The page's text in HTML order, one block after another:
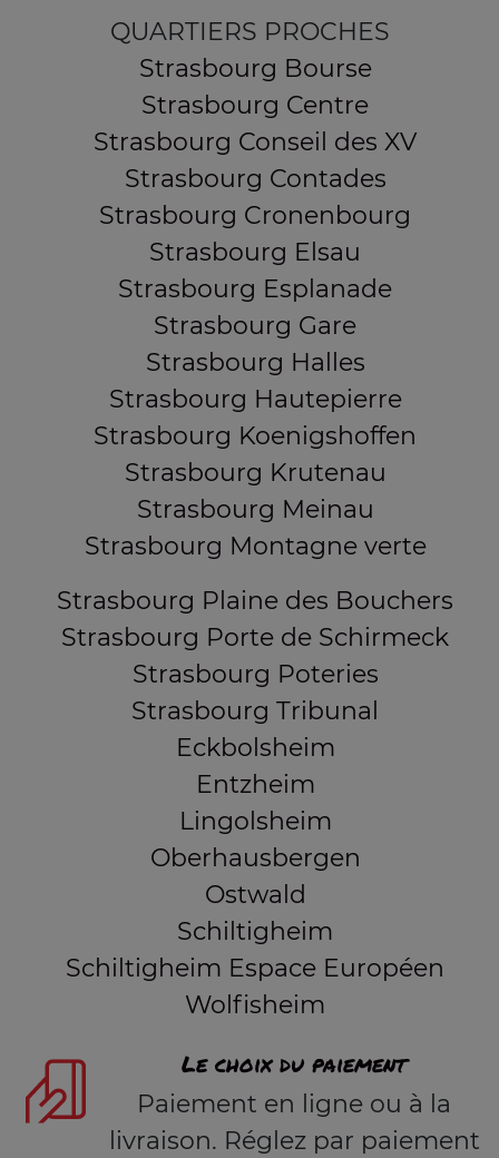
QUARTIERS PROCHES
Strasbourg Bourse
Strasbourg Centre
Strasbourg Conseil des XV
Strasbourg Contades
Strasbourg Cronenbourg
Strasbourg Elsau
Strasbourg Esplanade
Strasbourg Gare
Strasbourg Halles
Strasbourg Hautepierre
Strasbourg Koenigshoffen
Strasbourg Krutenau
Strasbourg Meinau
Strasbourg Montagne verte
Strasbourg Plaine des Bouchers
Strasbourg Porte de Schirmeck
Strasbourg Poteries
Strasbourg Tribunal
Eckbolsheim
Entzheim
Lingolsheim
Oberhausbergen
Ostwald
Schiltigheim
Schiltigheim Espace Européen
Wolfisheim
Le choix du paiement
Paiement en ligne ou à la
livraison. Réglez par paiement